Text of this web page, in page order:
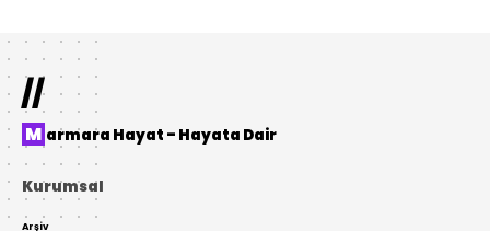
//
Marmara Hayat – Hayata Dair
Kurumsal
Arşiv